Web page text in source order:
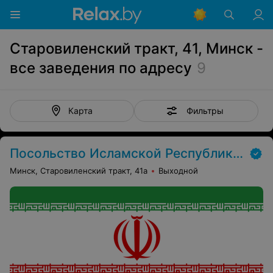
Старовиленский тракт, 41, Минск -
все заведения по адресу 9
Карта Фильтры
Посольство Исламской Республики Иран
Минск, Старовиленский тракт, 41а Выходной